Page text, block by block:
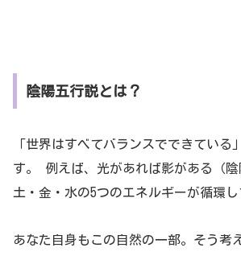
陰陽五行説とは？
「世界はすべてバランスでできている
す。 例えば、光があれば影がある（陰
土・金・水の5つのエネルギーが循環し
あなた自身もこの自然の一部。そう考